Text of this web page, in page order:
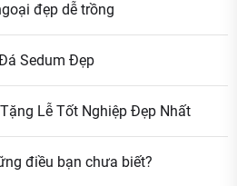
đẹp dễ trồng
Sedum Đẹp
Lễ Tốt Nghiệp Đẹp Nhất
điều bạn chưa biết?